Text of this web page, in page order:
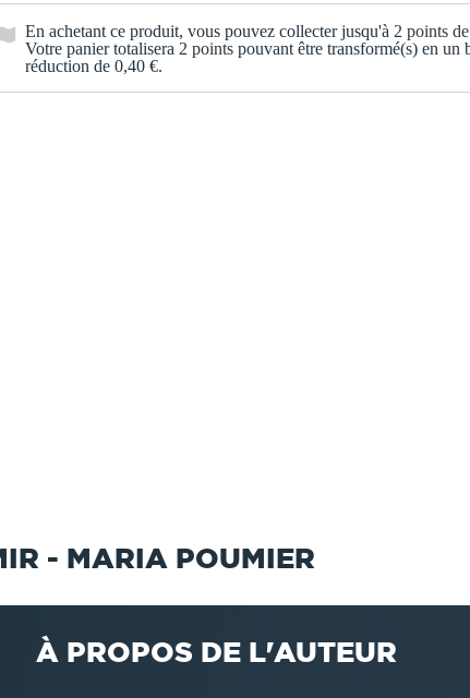
En achetant ce produit, vous pouvez collecter jusqu'à 2 points
Votre panier totalisera 2 points pouvant être transformé(s) en un
réduction de 0,40 €.
- MARIA POUMIER
À PROPOS DE L'AUTEUR